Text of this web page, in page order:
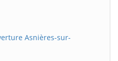
Asnières-sur-